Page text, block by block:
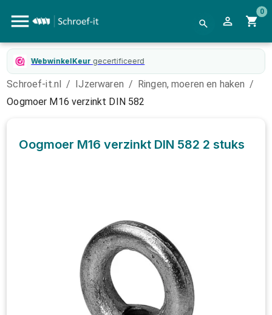
0
WebwinkelKeur gecertificeerd
Schroef-it.nl / IJzerwaren / Ringen, moeren en haken /
Oogmoer M16 verzinkt DIN 582
Oogmoer M16 verzinkt DIN 582 2 stuks